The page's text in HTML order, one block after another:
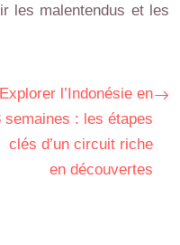
les malentendus et les
Explorer l’Indonésie en
semaines : les étapes
clés d’un circuit riche
en découvertes